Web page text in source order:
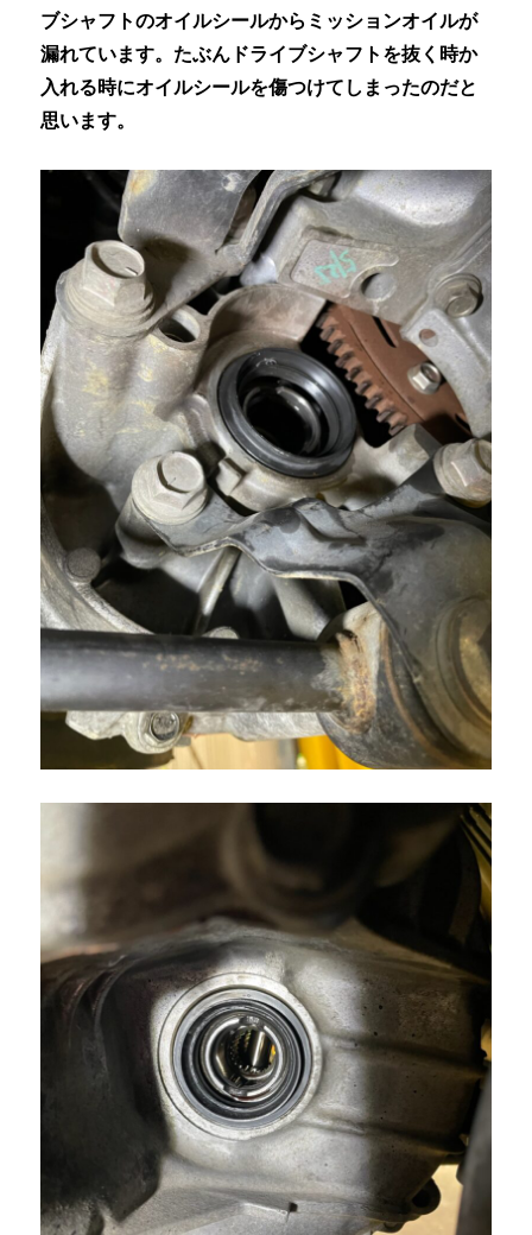
ブシャフトのオイルシールからミッションオイルが
漏れています。たぶんドライブシャフトを抜く時か
入れる時にオイルシールを傷つけてしまったのだと
思います。